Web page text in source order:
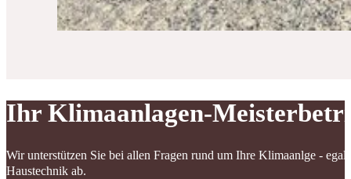
Ihr Klimaanlagen-
Wir unterstützen Sie bei allen Fragen rund um Ihre Klimaanlge -
Haustechnik ab.